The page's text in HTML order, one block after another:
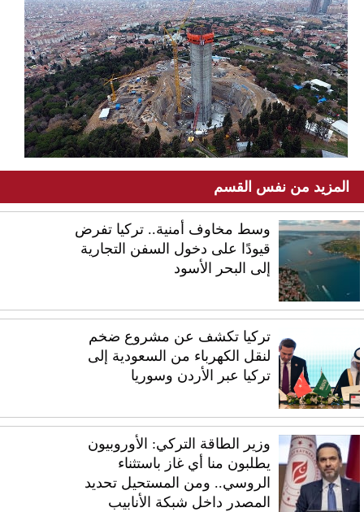
المزيد من نفس القسم
وسط مخاوف أمنية.. تركيا تفرض
قيودًا على دخول السفن التجارية
إلى البحر الأسود
تركيا تكشف عن مشروع ضخم
لنقل الكهرباء من السعودية إلى
تركيا عبر الأردن وسوريا
وزير الطاقة التركي: الأوروبيون
يطلبون منا أي غاز باستثناء
الروسي.. ومن المستحيل تحديد
المصدر داخل شبكة الأنابيب